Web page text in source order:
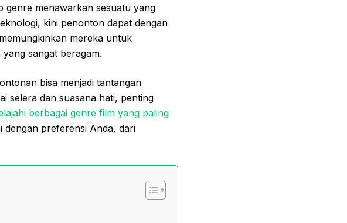
genre menawarkan sesuatu yang
kini penonton dapat dengan
mereka untuk
sangat beragam.
bisa menjadi tantangan
selera dan suasana hati, penting
berbagai genre film yang paling
dengan preferensi Anda, dari